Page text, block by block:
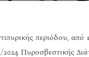
περιόδου,
2024 Πυροσβεστικής